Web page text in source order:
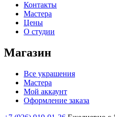
Контакты
Мастера
Цены
О студии
Магазин
Все украшения
Мастера
Мой аккаунт
Оформление заказа